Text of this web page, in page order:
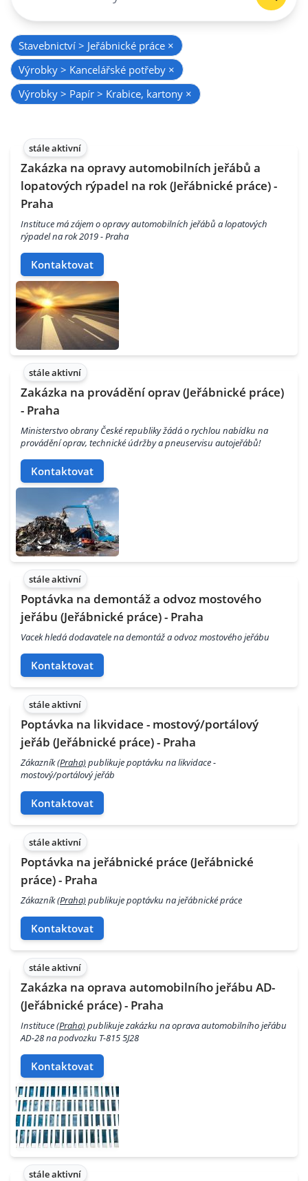
Stavebnictví > Jeřábnické práce ×
Výrobky > Kancelářské potřeby ×
Výrobky > Papír > Krabice, kartony ×
stále aktivní
Zakázka na opravy automobilních jeřábů a
lopatových rýpadel na rok (Jeřábnické práce) -
Praha
Instituce má zájem o opravy automobilních jeřábů a lopatových
rýpadel na rok 2019 - Praha
Kontaktovat
stále aktivní
Zakázka na provádění oprav (Jeřábnické práce)
- Praha
Ministerstvo obrany České republiky žádá o rychlou nabídku na
provádění oprav, technické údržby a pneuservisu autojeřábů!
Kontaktovat
stále aktivní
Poptávka na demontáž a odvoz mostového
jeřábu (Jeřábnické práce) - Praha
Vacek hledá dodavatele na demontáž a odvoz mostového jeřábu
Kontaktovat
stále aktivní
Poptávka na likvidace - mostový/portálový
jeřáb (Jeřábnické práce) - Praha
Zákazník(Praha)publikuje poptávku na likvidace -
mostový/portálový jeřáb
Kontaktovat
stále aktivní
Poptávka na jeřábnické práce (Jeřábnické
práce) - Praha
Zákazník(Praha)publikuje poptávku na jeřábnické práce
Kontaktovat
stále aktivní
Zakázka na oprava automobilního jeřábu AD-
(Jeřábnické práce) - Praha
Instituce(Praha)publikuje zakázku na oprava automobilního jeřábu
AD-28 na podvozku T-815 5J28
Kontaktovat
stále aktivní